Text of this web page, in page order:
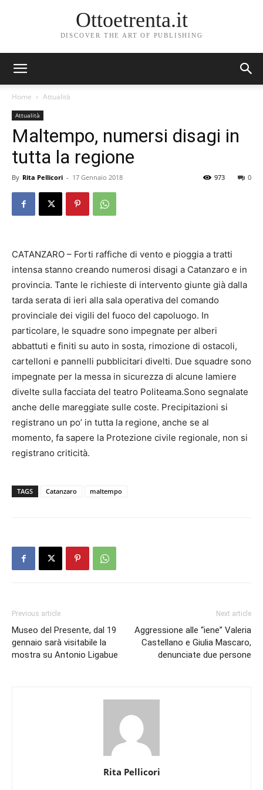
Ottoetrenta.it
DISCOVER THE ART OF PUBLISHING
Home Attualità
Attualità
Maltempo, numersi disagi in
tutta la regione
By Rita Pellicori - 17 Gennaio 2018 0
973
CATANZARO – Forti raffiche di vento e pioggia a tratti
intensa stanno creando numerosi disagi a Catanzaro e in
provincia. Tante le richieste di intervento giunte già dalla
tarda serata di ieri alla sala operativa del comando
provinciale dei vigili del fuoco del capoluogo. In
particolare, le squadre sono impegnate per alberi
abbattuti e finiti su auto in sosta, rimozione di ostacoli,
cartelloni e pannelli pubblicitari divelti. Due squadre sono
impegnate per la messa in sicurezza di alcune lamiere
divelte sulla facciata del teatro Politeama.Sono segnalate
anche delle mareggiate sulle coste. Precipitazioni si
registrano un po’ in tutta la regione, anche se al
momento, fa sapere la Protezione civile regionale, non si
registrano criticità.
TAGS Catanzaro maltempo
Previous article
Museo del Presente, dal 19
gennaio sarà visitabile la
mostra su Antonio Ligabue
Next article
Aggressione alle “iene” Valeria
Castellano e Giulia Mascaro,
denunciate due persone
Rita Pellicori